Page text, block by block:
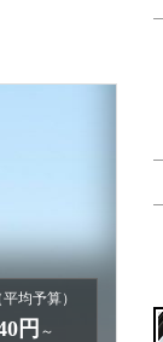
平均予算）
円 ～